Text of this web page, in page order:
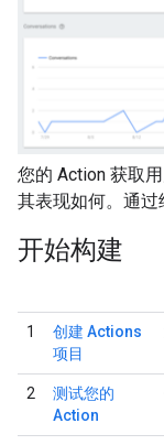
您的 Action 获取
其表现如何。通过
开始构建
1
创建 Actions
项目
2
测试您的
Action